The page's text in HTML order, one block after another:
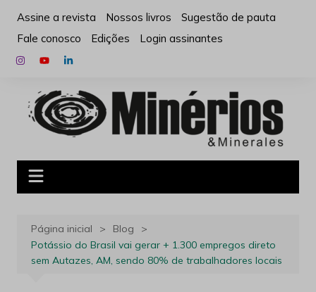
para
conteúdo
Assine a revista Nossos livros
Sugestão de pauta
Fale conosco
Edições Login assinantes
Página inicial
Blog
Potássio do Brasil vai gerar + 1.300 empregos direto
sem Autazes, AM, sendo 80% de trabalhadores locais